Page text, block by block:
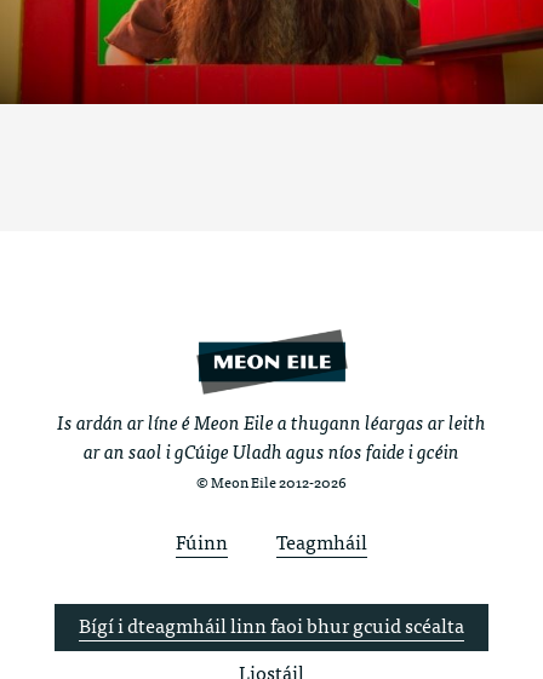
Is ardán ar líne é Meon Eile a thugann léargas ar leith
ar an saol i gCúige Uladh agus níos faide i gcéin
© Meon Eile 2012-2026
Fúinn Teagmháil
Bígí i dteagmháil linn faoi bhur gcuid scéalta
Liostáil